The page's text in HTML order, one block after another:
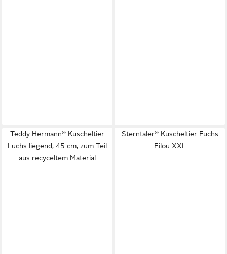
Teddy Hermann® Kuscheltier
Luchs liegend, 45 cm, zum Teil
aus recyceltem Material
Sterntaler® Kuscheltier Fuchs
Filou XXL